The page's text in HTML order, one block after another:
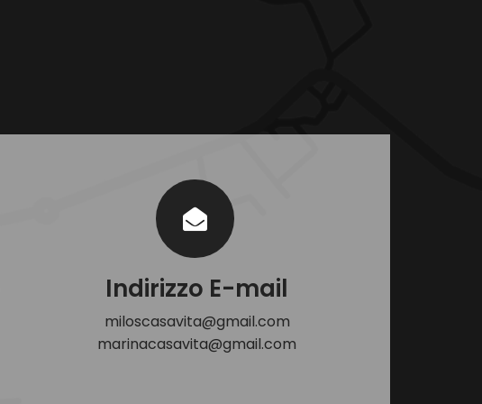
Indirizzo E-mail
miloscasavita@gmail.com
marinacasavita@gmail.com